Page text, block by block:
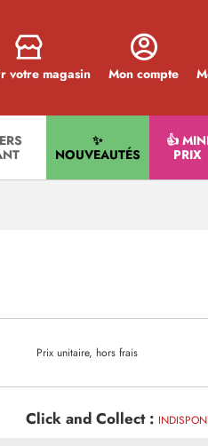
votre magasin Mon compte
✨
NOUVEAUTÉS
👍
PRIX
Prix unitaire, hors frais
Click and Collect :